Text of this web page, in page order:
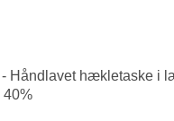
- Håndlavet hækletaske i
40%